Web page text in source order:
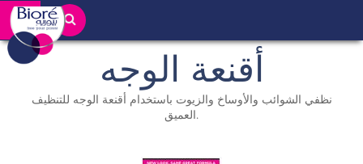
أقنعة الوجه
نظفي الشوائب والأوساخ والزيوت باستخدام أقنعة الوجه للتنظيف
العميق.